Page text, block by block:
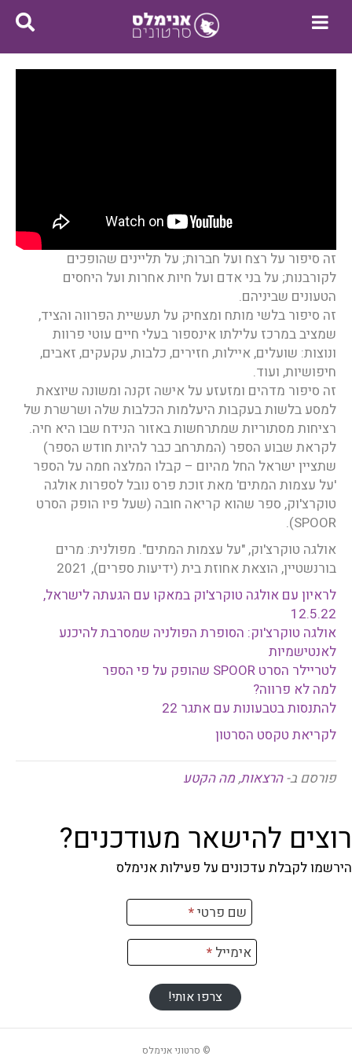
זה סיפור על רצח ועל חברות; על תליינים שהופכים
לקורבנות; על בני אדם ועל חיות אחרות ועל היחסים
הטעונים שביניהם.
זה סיפור בלשי מותח ומצחיק על תעשיית הפרווה והציד,
שמציב במרכז עלילתו אינספור בעלי חיים עוטי פרוות
ונוצות: שועלים, איילות, חזירים, כלבות, עקעקים, זאבים,
חיפושיות, ועוד.
זה סיפור מדהים ומזעזע על אישה זקנה ומשונה שיוצאת
למסע בלשות בעקבות היעלמות הכלבות שלה ושרשרת של
רציחות מסתוריות שמתרחשות באזור הנידח שבו היא חיה.
לקראת שבוע הספר (המתרחב כבר להיות חודש הספר)
שתציין ישראל החל מהיום – קבלו המלצה חמה על הספר
'על עצמות המתים' מאת זוכת פרס נובל לספרות אולגה
טוקרצ'וק, ספר שהוא קריאה חובה (שעל פיו הופק הסרט
SPOOR).
אולגה טוקרצ'וק, "על עצמות המתים". מפולנית: מרים
בורנשטיין, הוצאת אחוזת בית (ידיעות ספרים), 2021
לראיון עם אולגה טוקרצ'וק במאקו עם הגעתה לישראל,
12.5.22
אולגה טוקרצ'וק: הסופרת הפולניה שמסרבת להיכנע
לאנטישמיות
לטריילר הסרט SPOOR שהופק על פי הספר
למה לא פרווה?
להתנסות בטבעונות עם אתגר 22
לקריאת טקסט הסרטון
פורסם ב-הרצאות,מה הקטע
רוצים להישאר מעודכנים?
הירשמו לקבלת עדכונים על פעילות אנימלס
שם פרטי*
אימייל *
צרפו אותי!
© סרטוני אנימלס